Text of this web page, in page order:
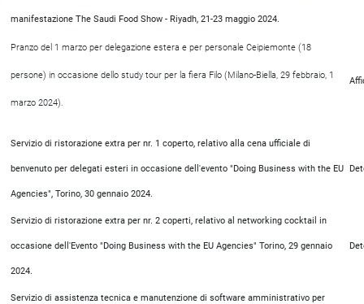
manifestazione The Saudi Food Show - Riyadh, 21-23 maggio 2024.
Pranzo del 1 marzo per delegazione estera e per personale Ceipiemonte (18
persone) in occasione dello study tour per la fiera Filo (Milano-Biella, 29 febbraio, 1
marzo 2024).
Servizio di ristorazione extra per nr. 1 coperto, relativo alla cena ufficiale di
benvenuto per delegati esteri in occasione dell'evento "Doing Business with the EU
Agencies", Torino, 30 gennaio 2024.
Servizio di ristorazione extra per nr. 2 coperti, relativo al networking cocktail in
occasione dell'Evento "Doing Business with the EU Agencies" Torino, 29 gennaio
2024.
Servizio di assistenza tecnica e manutenzione di software amministrativo per